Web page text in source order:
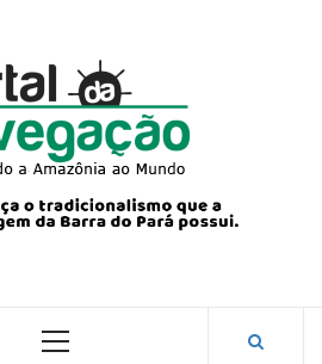
COM O MUNDO.
Primary